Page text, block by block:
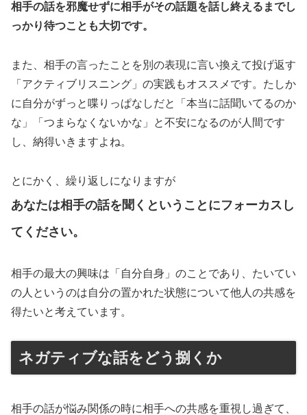
相手の話を邪魔せずに相手がその話題を話し終えるまでし
っかり待つことも大切です。
また、相手の言ったことを別の表現に言い換えて投げ返す
「アクティブリスニング」の実践もオススメです。たしか
に自分がずっと喋りっぱなしだと「本当に話聞いてるのか
な」「つまらなくないかな」と不安になるのが人間です
し、納得いきますよね。
とにかく、繰り返しになりますが
あなたは相手の話を聞くということにフォーカスし
てください。
相手の最大の興味は「自分自身」のことであり、たいてい
の人というのは自分の置かれた状態について他人の共感を
得たいと考えています。
ネガティブな話をどう捌くか
相手の話が悩み関係の時に相手への共感を重視し過ぎて、